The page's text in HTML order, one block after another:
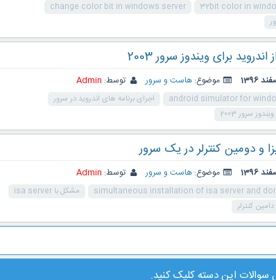
32bit color in
change color bit in windows server
برای ویندوز سرور 2003
موضوع: هاست و سرور توسط: Admin
android simulator for
اجرای برنامه های اندروید در سرور
سرور 2003
و دومین کنترلر در یک سرور
موضوع: هاست و سرور توسط: Admin
simultaneous installation of isa server and
مشکل با isa server
این دسته کلیک کنید.